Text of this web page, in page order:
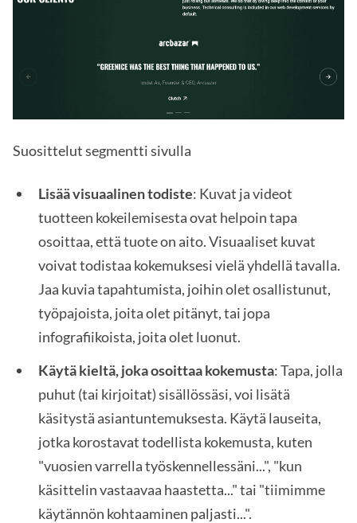
Suosittelut segmentti sivulla
Lisää visuaalinen todiste: Kuvat ja videot
tuotteen kokeilemisesta ovat helpoin tapa
osoittaa, että tuote on aito. Visuaaliset kuvat
voivat todistaa kokemuksesi vielä yhdellä tavalla.
Jaa kuvia tapahtumista, joihin olet osallistunut,
työpajoista, joita olet pitänyt, tai jopa
infografiikoista, joita olet luonut.
Käytä kieltä, joka osoittaa kokemusta: Tapa, jolla
puhut (tai kirjoitat) sisällössäsi, voi lisätä
käsitystä asiantuntemuksesta. Käytä lauseita,
jotka korostavat todellista kokemusta, kuten
"vuosien varrella työskennellessäni...", "kun
käsittelin vastaavaa haastetta..." tai "tiimimme
käytännön kohtaaminen paljasti...".